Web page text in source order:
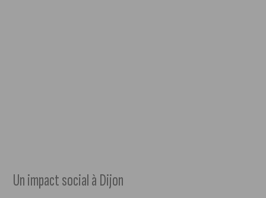
Un impact social à Dijon